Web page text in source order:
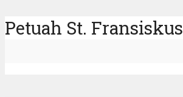
Petuah St. Fransiskus